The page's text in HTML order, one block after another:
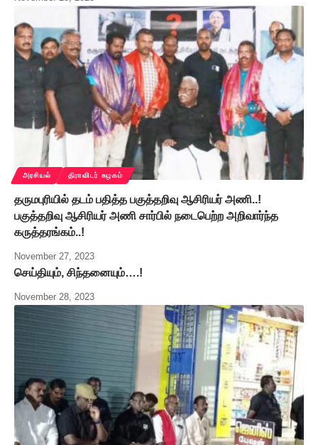
அரசியல் திராவிடர் கழகம்
தருமபுரியில் தடம் பதித்த பகுத்தறிவு ஆசிரியர் அணி..!
பகுத்தறிவு ஆசிரியர் அணி சார்பில் நடைபெற்ற அறிவார்ந்த
கருத்தரங்கம்..!
November 27, 2023
செய்தியும், சிந்தனையும்….!
November 28, 2023